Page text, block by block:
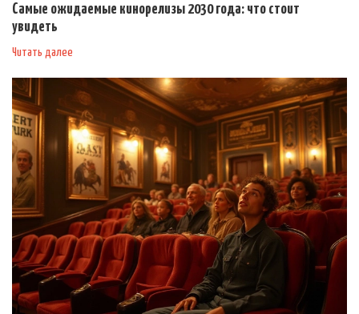
Самые ожидаемые кинорелизы 2030 года: что стоит
увидеть
Читать далее